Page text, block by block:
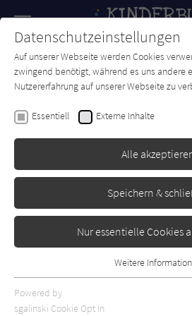
SUCHE Forum
Conn Iggulden
Dangerous Book
Erschienen: November 2007 0
Datenschutzeinstellungen
Auf unserer Webseite werden Cookies
zwingend benötigt, während es uns andere
Nutzererfahrung auf unserer Webseite zu
Essentiell Externe Inhalte
Alle
Speichern &
Nur essentielle Cookies
Essentielle Cookies werden für
Webseite benötigt. Dadurch ist
Weitere
Powered by
sgalinski Cookie Opt In